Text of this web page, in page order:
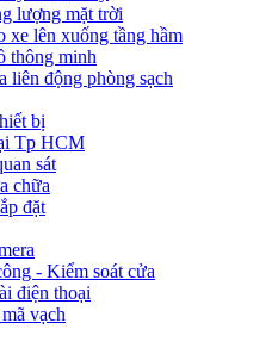
lượng mặt trời
xe lên xuống tầng hầm
thông minh
liên động phòng sạch
bị
Tp HCM
sát
chữa
đặt
- Kiểm soát cửa
điện thoại
vạch